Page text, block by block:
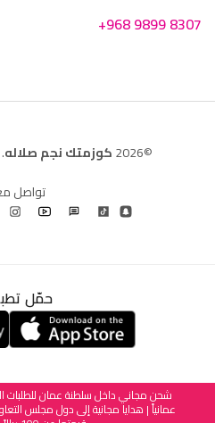
+968 9899 8307
©2026 كوزمتك نجم صلاله
تواصل
حمّل
عمانياً | هدايا مجانية إلى دول مجلس
العربية